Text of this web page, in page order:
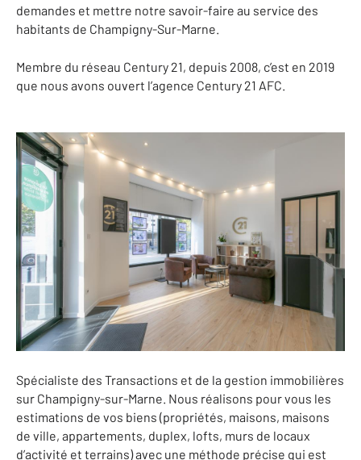
demandes et mettre notre savoir-faire au service des
habitants de Champigny-Sur-Marne.
Membre du réseau Century 21, depuis 2008, c’est en 2019
que nous avons ouvert l’agence Century 21 AFC.
Spécialiste des Transactions et de la gestion immobilières
sur Champigny-sur-Marne. Nous réalisons pour vous les
estimations de vos biens (propriétés, maisons, maisons
de ville, appartements, duplex, lofts, murs de locaux
d’activité et terrains) avec une méthode précise qui est